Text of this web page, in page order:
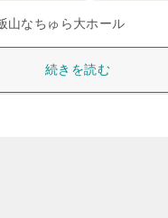
山なちゅら大ホール
続きを読む